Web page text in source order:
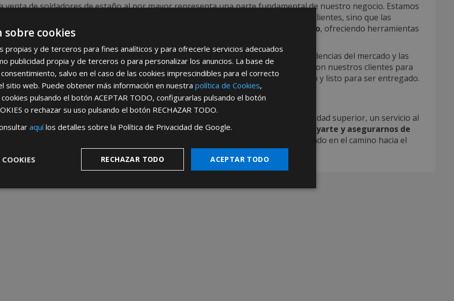
venta de soldadores de estaño al por mayor representa una parte fundamental de nuestro negocio. Estamos
a proporcionar productos que no solo cumplen con las expectativas de nuestros clientes, sino que las
Nuestro objetivo es ayudarte a crecer y prosperar en un mercado competitivo, ofreciendo herramientas
de la más alta calidad a precios que maximizan tu rentabilidad.
que la demanda de soldadores de estaño al por mayor
varía según las tendencias del mercado y las
específicas de cada cliente. Por ello, mantenemos una comunicación constante con nuestros clientes para
necesidades y asegurarnos de que nuestro inventario siempre esté actualizado y listo para ser entregado.
opción de soldadores de estaño con AFT
AFT como tu proveedor de soldadores de estaño, te garantizamos productos de calidad superior, un servicio al
y una experiencia de compra sin complicaciones.Estamos aquí para apoyarte y asegurarnos de
a precios competitivos. Haz de AFT tu aliado en el camino hacia el
tus proyectos de soldadura.
cookies
propias y de terceros para fines analíticos y para ofrecerle servicios adecuados
publicidad propia y de terceros o para personalizar los anuncios. La base de
salvo en el caso de las cookies imprescindibles para el correcto
sitio web. Puede obtener más información en nuestra política de Cookies,
pulsando el botón ACEPTAR TODO, configurarlas pulsando el botón
o rechazar su uso pulsando el botón RECHAZAR TODO.
aquílos detalles sobre la Política de Privacidad de Google.
ACEPTAR TODO
RECHAZAR TODO